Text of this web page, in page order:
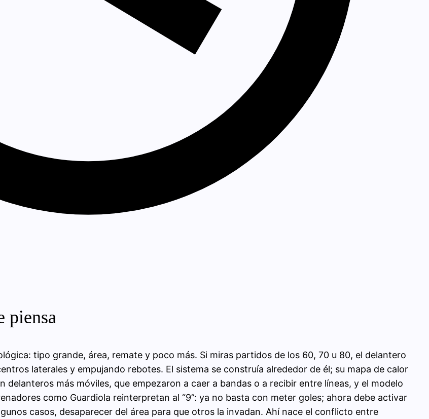
piensa
tipo grande, área, remate y poco más. Si miras partidos de los 60, 70 u 80, el delantero
laterales y empujando rebotes. El sistema se construía alrededor de él; su mapa de calor
delanteros más móviles, que empezaron a caer a bandas o a recibir entre líneas, y el modelo
como Guardiola reinterpretan al “9”: ya no basta con meter goles; ahora debe activar
casos, desaparecer del área para que otros la invadan. Ahí nace el conflicto entre